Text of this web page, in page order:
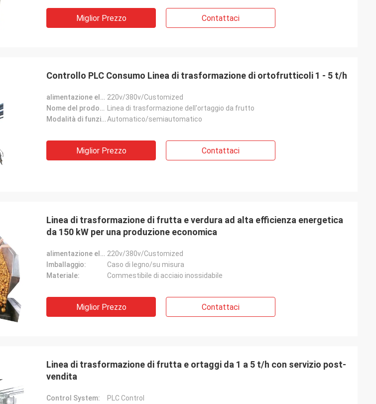
Miglior Prezzo Contattaci
Controllo PLC Consumo Linea di trasformazione di ortofrutticoli 1 - 5 t/h
alimentazione elettrica: 220v/380v/Customized
Nome del prodotto:
Linea di trasformazione dell'ortaggio da frutto
Modalità di funzionamento:Automatico/semiautomatico
Miglior Prezzo Contattaci
Linea di trasformazione di frutta e verdura ad alta efficienza energetica
da 150 kW per una produzione economica
alimentazione elettrica: 220v/380v/Customized
Imballaggio:
Caso di legno/su misura
Materiale:
Commestibile di acciaio inossidabile
Miglior Prezzo Contattaci
Linea di trasformazione di frutta e ortaggi da 1 a 5 t/h con servizio post-
vendita
Control System:
PLC Control